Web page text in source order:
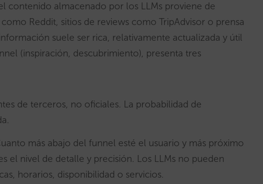
contenido almacenado por los LLMs proviene de
Reddit, sitios de reviews como TripAdvisor o prensa
suele ser rica, relativamente actualizada y útil
(inspiración, descubrimiento), presenta tres
de terceros, no oficiales. La probabilidad de
más abajo del funnel esté el usuario y más próximo
el nivel de detalle y precisión. Los LLMs no pueden
horarios, disponibilidad o servicios.